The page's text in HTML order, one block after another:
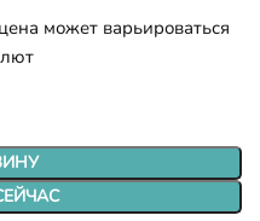
может варьироваться